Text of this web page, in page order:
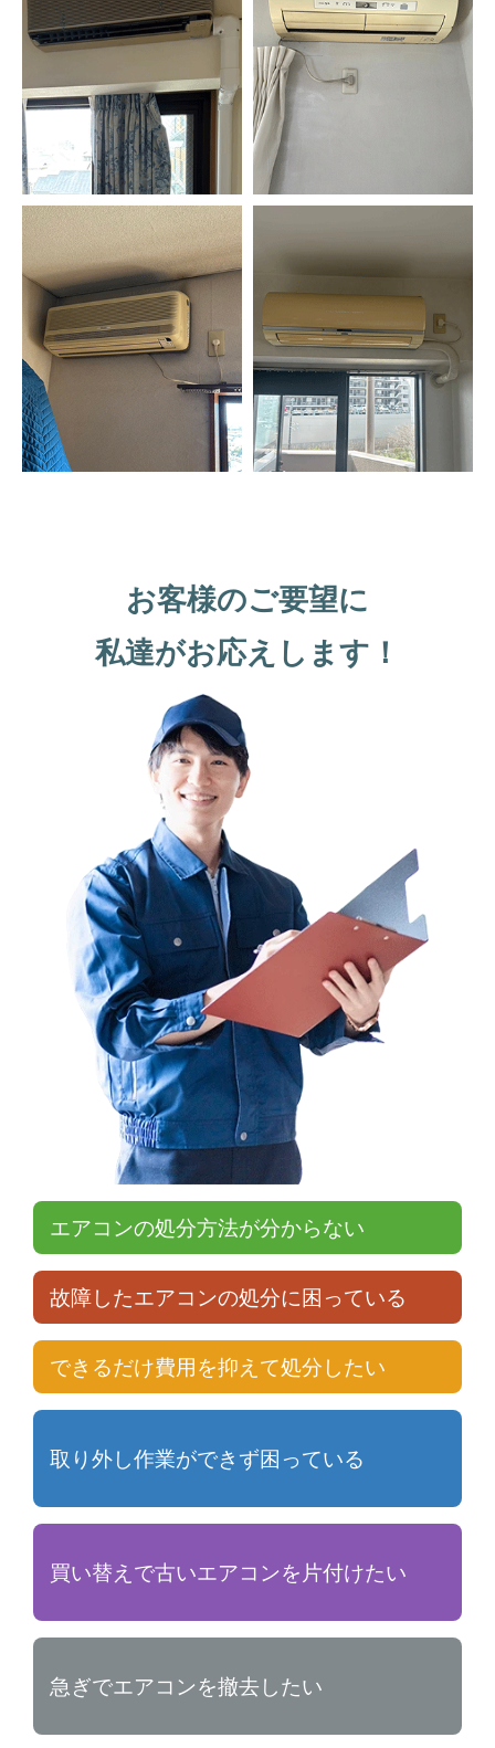
お客様のご要望に
私達がお応えします！
エアコンの処分方法が分からない
故障したエアコンの処分に困っている
できるだけ費用を抑えて処分したい
取り外し作業ができず困っている
買い替えで古いエアコンを片付けたい
急ぎでエアコンを撤去したい